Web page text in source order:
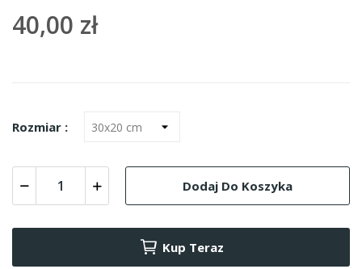
40,00 zł
Rozmiar :
Dodaj Do Koszyka
Kup Teraz